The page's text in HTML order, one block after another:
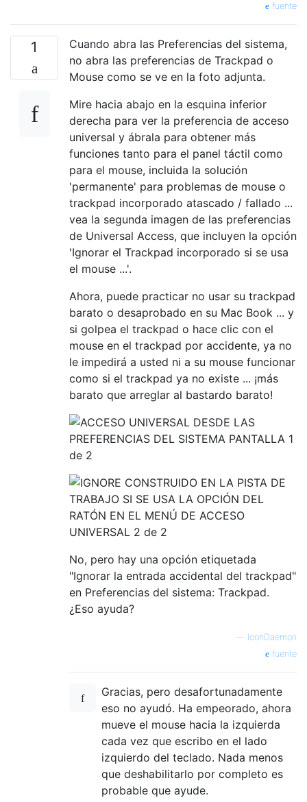
fuente
1
Cuando abra las Preferencias del sistema,
no abra las preferencias de Trackpad o
Mouse como se ve en la foto adjunta.
Mire hacia abajo en la esquina inferior
derecha para ver la preferencia de acceso
universal y ábrala para obtener más
funciones tanto para el panel táctil como
para el mouse, incluida la solución
'permanente' para problemas de mouse o
trackpad incorporado atascado / fallado ...
vea la segunda imagen de las preferencias
de Universal Access, que incluyen la opción
'Ignorar el Trackpad incorporado si se usa
el mouse ...'.
Ahora, puede practicar no usar su trackpad
barato o desaprobado en su Mac Book ... y
si golpea el trackpad o hace clic con el
mouse en el trackpad por accidente, ya no
le impedirá a usted ni a su mouse funcionar
como si el trackpad ya no existe ... ¡más
barato que arreglar al bastardo barato!
No, pero hay una opción etiquetada
"Ignorar la entrada accidental del trackpad"
en Preferencias del sistema: Trackpad.
¿Eso ayuda?
— IconDaemon
fuente
Gracias, pero desafortunadamente
eso no ayudó. Ha empeorado, ahora
mueve el mouse hacia la izquierda
cada vez que escribo en el lado
izquierdo del teclado. Nada menos
que deshabilitarlo por completo es
probable que ayude.